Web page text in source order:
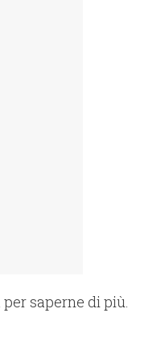
saperne di più.